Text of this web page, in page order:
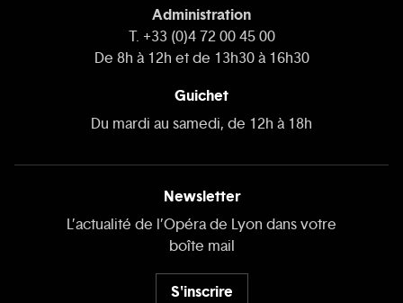
Administration
T. +33 (0)4 72 00 45 00
De 8h à 12h et de 13h30 à 16h30
Guichet
Du mardi au samedi, de 12h à 18h
Newsletter
L’actualité de l’Opéra de Lyon dans votre
boîte mail
S'inscrire